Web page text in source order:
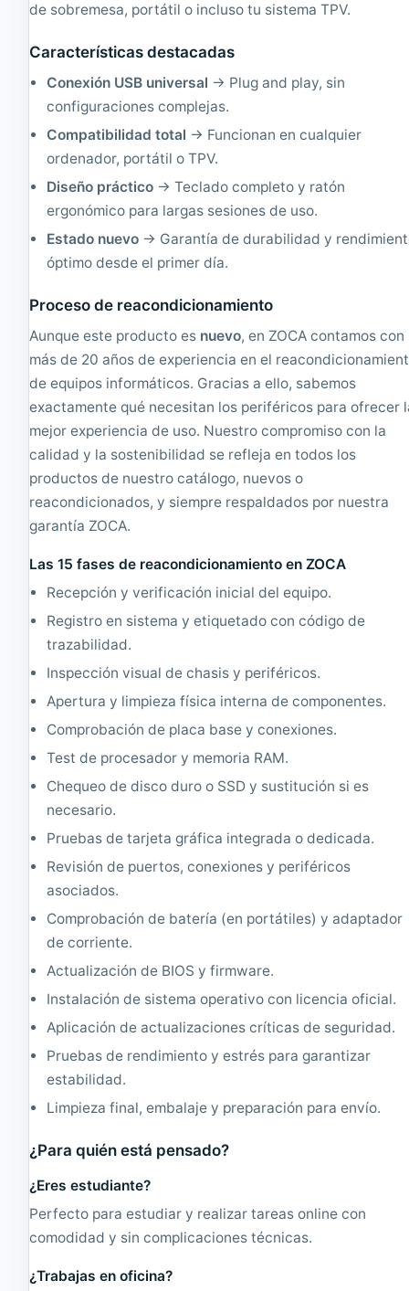
7
r
d
c
o
n
a
o
s
u
de sobremesa, portátil o incluso tu sistema TPV.
Características destacadas
Conexión USB universal → Plug and play, sin
configuraciones complejas.
Compatibilidad total → Funcionan en cualquier
ordenador, portátil o TPV.
Diseño práctico → Teclado completo y ratón
ergonómico para largas sesiones de uso.
Estado nuevo → Garantía de durabilidad y
óptimo desde el primer día.
Proceso de reacondicionamiento
Aunque este producto es nuevo, en ZOCA contamos con
más de 20 años de experiencia en el
de equipos informáticos. Gracias a ello, sabemos
exactamente qué necesitan los periféricos para ofrecer
mejor experiencia de uso. Nuestro compromiso con la
calidad y la sostenibilidad se refleja en todos los
productos de nuestro catálogo, nuevos o
reacondicionados, y siempre respaldados por nuestra
garantía ZOCA.
Las 15 fases de reacondicionamiento en ZOCA
Recepción y verificación inicial del equipo.
Registro en sistema y etiquetado con código de
trazabilidad.
Inspección visual de chasis y periféricos.
Apertura y limpieza física interna de componentes.
Comprobación de placa base y conexiones.
Test de procesador y memoria RAM.
Chequeo de disco duro o SSD y sustitución si es
necesario.
Pruebas de tarjeta gráfica integrada o dedicada.
Revisión de puertos, conexiones y periféricos
asociados.
Comprobación de batería (en portátiles) y adaptador
de corriente.
Actualización de BIOS y firmware.
Instalación de sistema operativo con licencia oficial.
Aplicación de actualizaciones críticas de seguridad.
Pruebas de rendimiento y estrés para garantizar
estabilidad.
Limpieza final, embalaje y preparación para envío.
¿Para quién está pensado?
¿Eres estudiante?
Perfecto para estudiar y realizar tareas online con
comodidad y sin complicaciones técnicas.
¿Trabajas en oficina?